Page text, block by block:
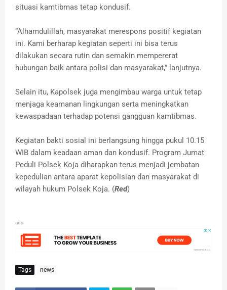
situasi kamtibmas tetap kondusif.
“Alhamdulillah, masyarakat merespons positif kegiatan
ini. Kami berharap kegiatan seperti ini bisa terus
dilakukan secara rutin dan semakin mempererat
hubungan baik antara polisi dan masyarakat,” lanjutnya.
Selain itu, Kapolsek juga mengimbau warga untuk tetap
menjaga keamanan lingkungan serta meningkatkan
kewaspadaan terhadap potensi gangguan kamtibmas.
Kegiatan bakti sosial ini berlangsung hingga pukul 10.15
WIB dalam keadaan aman dan kondusif. Program Jumat
Peduli Polsek Koja diharapkan terus menjadi jembatan
kepedulian antara aparat kepolisian dan masyarakat di
wilayah hukum Polsek Koja. (Red)
ads
Tags news